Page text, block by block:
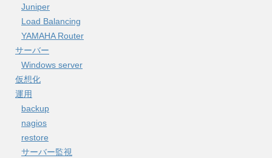
Juniper
Load Balancing
YAMAHA Router
サーバー
Windows server
仮想化
運用
backup
nagios
restore
サーバー監視